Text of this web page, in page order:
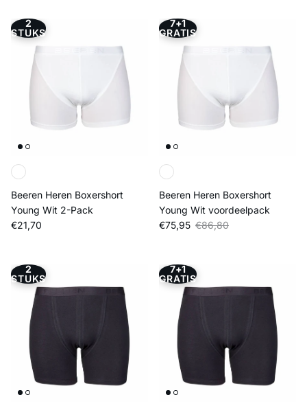
2
STUKS
Beeren Heren Boxershort
Young Wit 2-Pack
Reguliere prijs
€21,70
7+1
GRATIS
Beeren Heren Boxershort
Young Wit voordeelpack
Verkoopprijs
€75,95 Reguliere prijs
€86,80
2
STUKS
7+1
GRATIS